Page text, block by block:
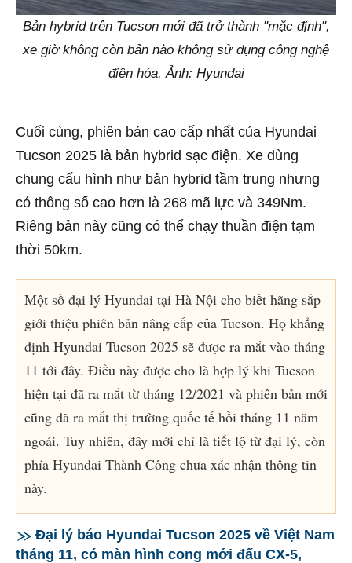
Bản hybrid trên Tucson mới đã trở thành "mặc định",
xe giờ không còn bản nào không sử dụng công nghệ
điện hóa. Ảnh: Hyundai
Cuối cùng, phiên bản cao cấp nhất của Hyundai
Tucson 2025 là bản hybrid sạc điện. Xe dùng
chung cấu hình như bản hybrid tầm trung nhưng
có thông số cao hơn là 268 mã lực và 349Nm.
Riêng bản này cũng có thể chạy thuần điện tạm
thời 50km.
Một số đại lý Hyundai tại Hà Nội cho biết hãng sắp
giới thiệu phiên bản nâng cấp của Tucson. Họ khẳng
định Hyundai Tucson 2025 sẽ được ra mắt vào tháng
11 tới đây. Điều này được cho là hợp lý khi Tucson
hiện tại đã ra mắt từ tháng 12/2021 và phiên bản mới
cũng đã ra mắt thị trường quốc tế hồi tháng 11 năm
ngoái. Tuy nhiên, đây mới chỉ là tiết lộ từ đại lý, còn
phía Hyundai Thành Công chưa xác nhận thông tin
này.
Đại lý báo Hyundai Tucson 2025 về Việt Nam
tháng 11, có màn hình cong mới đấu CX-5,